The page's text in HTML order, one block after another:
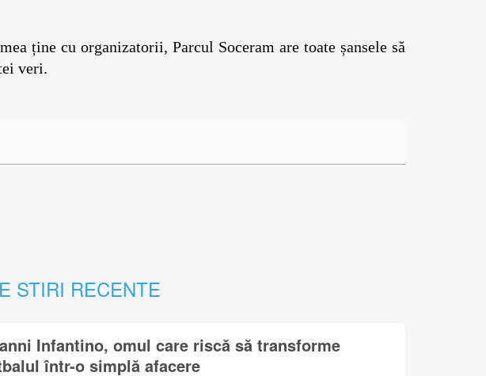
ține cu organizatorii, Parcul Soceram are toate șansele să
veri.
STIRI RECENTE
Infantino, omul care riscă să transforme
într-o simplă afacere